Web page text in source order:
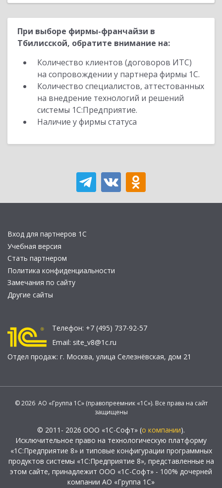
При выборе фирмы-франчайзи в
Тбилисской, обратите внимание на:
Количество клиентов (договоров ИТС)
на сопровождении у партнера фирмы 1С.
Количество специалистов, аттестованных
на внедрение технологий и решений
системы 1С:Предприятие.
Наличие у фирмы статуса
Вход для партнеров 1С
Учебная версия
Стать партнером
Политика конфиденциальности
Замечания по сайту
Другие сайты
Телефон: +7 (495) 737-92-57
Email: site_v8@1c.ru
Отдел продаж: г. Москва, улица Селезнёвская, дом 21
© 2026 АО «Группа 1С» (правопреемник «1С»). Все права на сайт
защищены
© 2011- 2026 ООО «1С-Софт» (о компании).
Исключительное право на технологическую платформу
«1С:Предприятие 8» и типовые конфигурации программных
продуктов системы «1С:Предприятие 8», представленные на
этом сайте, принадлежит ООО «1С-Софт» - 100% дочерней
компании АО «Группа 1С»